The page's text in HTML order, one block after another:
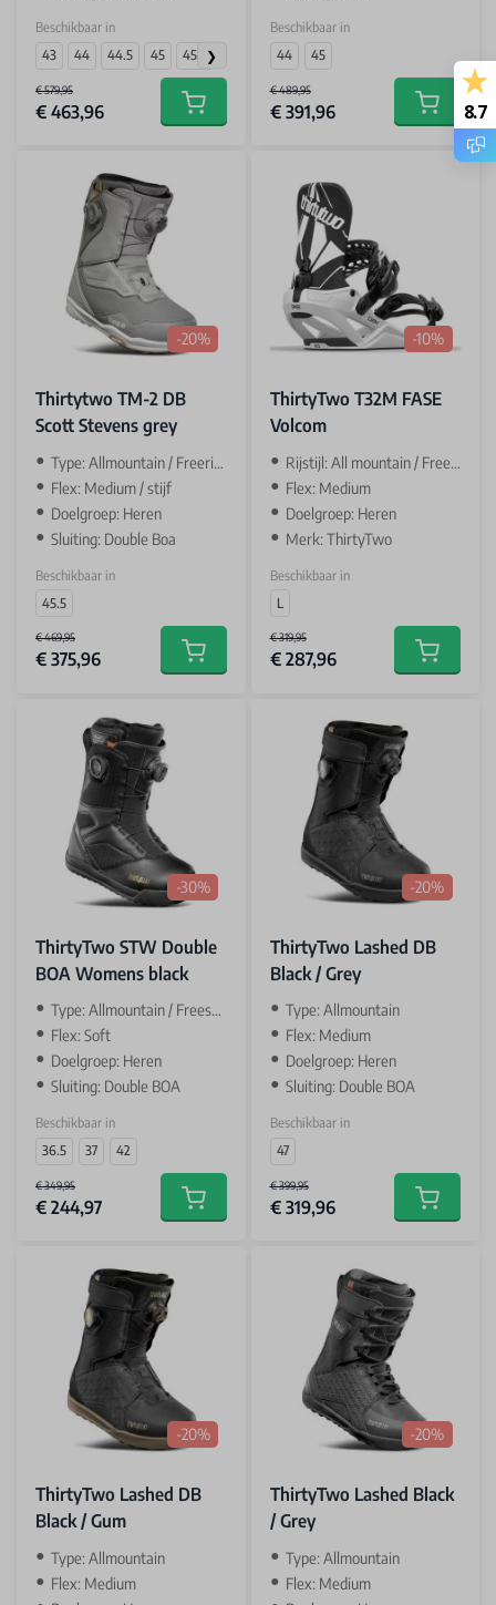
Beschikbaar in
43
44 44.5 45 45.5
€ 579,95
€ 463,96 Add to cart
Beschikbaar in
44
45
€ 489,95
€ 391,96 Add to
-20%
Thirtytwo TM-2 DB
Scott Stevens grey
Type: Allmountain / Freeride
Flex: Medium / stijf
Doelgroep: Heren
Sluiting: Double Boa
Beschikbaar in
45.5
€ 469,95
€ 375,96 Add to cart
-10%
ThirtyTwo T32M FASE
Volcom
Rijstijl: All mountain / Freeride
Flex: Medium
Doelgroep: Heren
Merk: ThirtyTwo
Beschikbaar in
L
€ 319,95
€ 287,96 Add to
-30%
ThirtyTwo STW Double
BOA Womens black
Type: Allmountain / Freestyle
Flex: Soft
Doelgroep: Heren
Sluiting: Double BOA
Beschikbaar in
36.5
37 42
€ 349,95
€ 244,97 Add to cart
-20%
ThirtyTwo Lashed DB
Black / Grey
Type: Allmountain
Flex: Medium
Doelgroep: Heren
Sluiting: Double BOA
Beschikbaar in
47
€ 399,95
€ 319,96 Add to
-20%
ThirtyTwo Lashed DB
Black / Gum
Type: Allmountain
Flex: Medium
-20%
ThirtyTwo Lashed Black
/ Grey
Type: Allmountain
Flex: Medium
8.7